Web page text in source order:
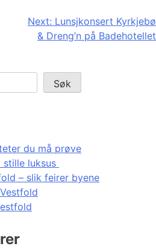
Next: Lunsjkonsert Kyrkjebø
& Dreng’n på Badehotellet
Søk
du må prøve
luksus
– slik feirer byene